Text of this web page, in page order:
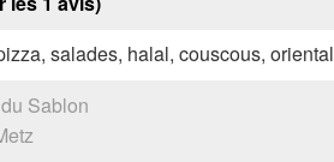
salades, halal, couscous, oriental
Sablon